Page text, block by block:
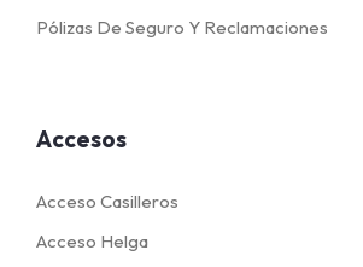
Pólizas De Seguro Y Reclamaciones
Accesos
Acceso Casilleros
Acceso Helga